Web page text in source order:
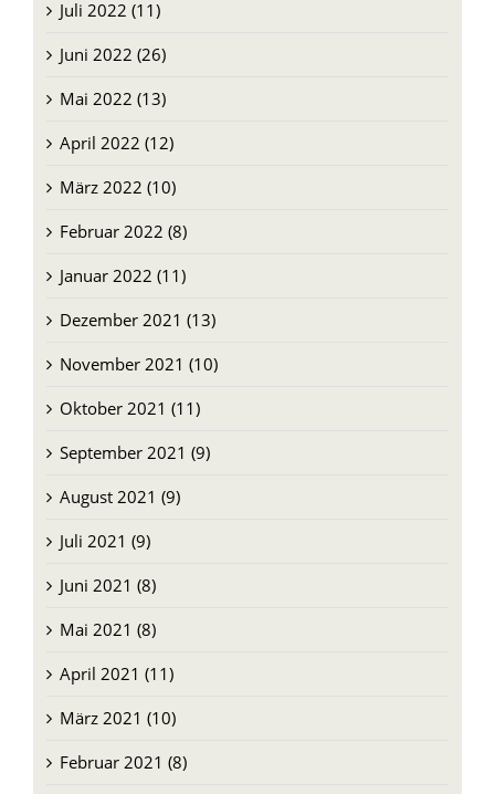
Juli 2022 (11)
Juni 2022 (26)
Mai 2022 (13)
April 2022 (12)
März 2022 (10)
Februar 2022 (8)
Januar 2022 (11)
Dezember 2021 (13)
November 2021 (10)
Oktober 2021 (11)
September 2021 (9)
August 2021 (9)
Juli 2021 (9)
Juni 2021 (8)
Mai 2021 (8)
April 2021 (11)
März 2021 (10)
Februar 2021 (8)